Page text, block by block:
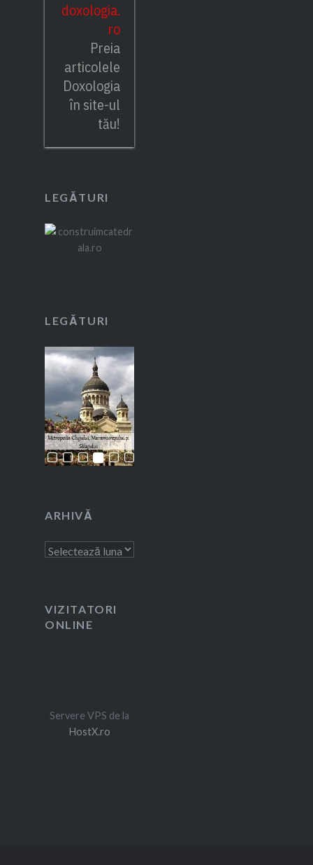
doxologia.
ro
Preia
articolele
Doxologia
în site-ul
tău!
LEGĂTURI
LEGĂTURI
ARHIVĂ
Arhivă
VIZITATORI
ONLINE
Servere VPS de la
HostX.ro